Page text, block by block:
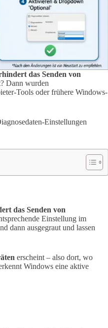
das Senden von
Dann wurden
Tools oder frühere Windows-
Einstellungen
das Senden von
Einstellung im
dann ausgegraut und lassen
erscheint – also dort, wo
Windows eine aktive